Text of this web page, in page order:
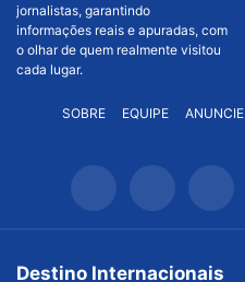
jornalistas, garantindo
informações reais e apuradas, com
o olhar de quem realmente visitou
cada lugar.
SOBRE EQUIPE ANUNCIE
Destino Internacionais